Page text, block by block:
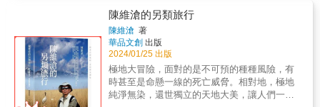
班族 & 或許，這本書是帶給我創造所謂第一次
的勇氣！__Tien ／29歲／上班族 & 我在想我能
否像作者一樣，踏出這一步， 因為旅行的第一
步，不是金錢、不是旅伴，而是敢踏出第一步
的勇氣。__ 儒賢／37 歲／工廠作業員 & 在看
了這本書後，內心渴望突破自我，想嘗試獨旅
的我似乎又回來了！__蔡蔡子／34歲／公部門
歷一番大風大浪，才能蛻變成處變不驚的老手
領隊。看發哥示範如何危機處理，菜鳥們，還
不趕快拿出筆記？ & 【Part 5】人客注意！領
隊有講你要聽 帶了兩顆蓮霧出國，結果噴了八
千塊？！在歐洲碰到假警察，結果錢包變扁
了？！在旅館引發火災警報，結果被求償
了？！出國要玩得開開心心，領隊導遊的叮嚀
一定要聽，看發哥分享前人的慘痛教訓，各位
些旅行不僅豐富了她的見識，也讓讀者體會到
旅行的多重價值。 中東戰地歷險的真實記錄 書
中最引人注目的是作者在中東的戰地歷險記。
她用真實的筆觸記錄了在以色列和巴勒斯坦的
16天日記，展示了她在面對戰火時的沉著冷靜
和堅定信念。這段經歷不僅讓人感受到戰地的
殘酷，還讓人看到和平的珍貴和她對生命的堅
陳維滄的另類旅行
陳維滄 著
華品文創 出版
2024/01/25 出版
極地大冒險，面對的是不可預的種種風險，有
時甚至是命懸一線的死亡威脅。相對地，極地
純淨無染，還世獨立的天地大美，讓人們一見